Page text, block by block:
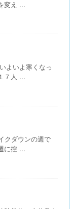
変え ...
よいよ寒くなっ
７人 ...
クダウンの週で
に控 ...